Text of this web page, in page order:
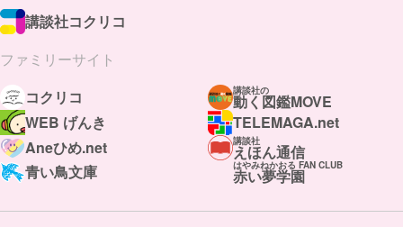
講談社コクリコ
ファミリーサイト
コクリコ
講談社の
動く図鑑MOVE
WEB げんき
TELEMAGA.net
Aneひめ.net
講談社
えほん通信
青い鳥文庫
はやみねかおる FAN CLUB
赤い夢学園